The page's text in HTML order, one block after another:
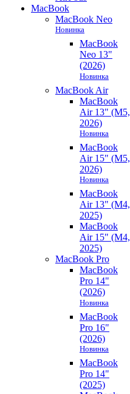
MacBook
MacBook Neo
Новинка
MacBook
Neo 13"
(2026)
Новинка
MacBook Air
MacBook
Air 13" (M5,
2026)
Новинка
MacBook
Air 15" (M5,
2026)
Новинка
MacBook
Air 13" (M4,
2025)
MacBook
Air 15" (M4,
2025)
MacBook Pro
MacBook
Pro 14"
(2026)
Новинка
MacBook
Pro 16"
(2026)
Новинка
MacBook
Pro 14"
(2025)